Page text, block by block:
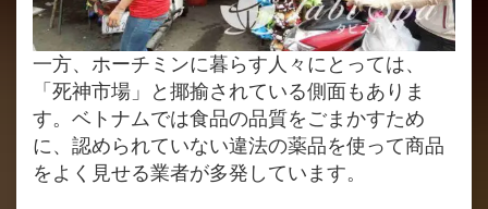
一方、ホーチミンに暮らす人々にとっては、
「死神市場」と揶揄されている側面もありま
す。ベトナムでは食品の品質をごまかすため
に、認められていない違法の薬品を使って商品
をよく見せる業者が多発しています。